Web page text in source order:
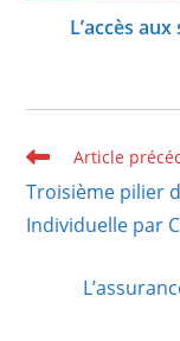
L’accès
Read
articles
Article
Troisième pilier
Individuelle par